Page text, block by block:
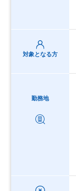
対象となる方
勤務地